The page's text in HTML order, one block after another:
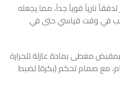
نارياً قوياً جداً، مما يجعله
في وقت قياسي حتى في
مغطى بمادة عازلة للحرارة
مع صمام تحكم (بكرة) لضبط